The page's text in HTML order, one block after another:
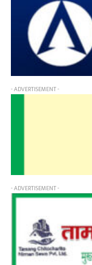
- ADVERTISEMENT -
- ADVERTISEMENT -